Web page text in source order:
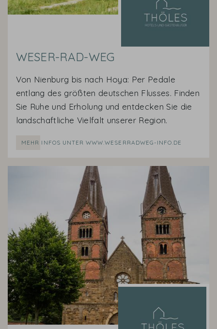
WESER-RAD-WEG
Von Nienburg bis nach Hoya: Per Pedale
entlang des größten deutschen Flusses. Finden
Sie Ruhe und Erholung und entdecken Sie die
landschaftliche Vielfalt unserer Region.
MEHR INFOS UNTER WWW.WESERRADWEG-INFO.DE